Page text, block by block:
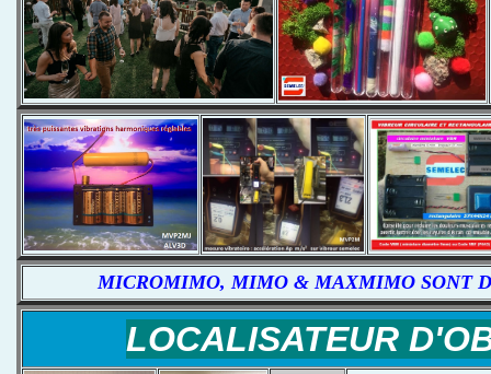
MICROMIMO, MIMO & MAXMIMO SONT
LOCALISATEUR